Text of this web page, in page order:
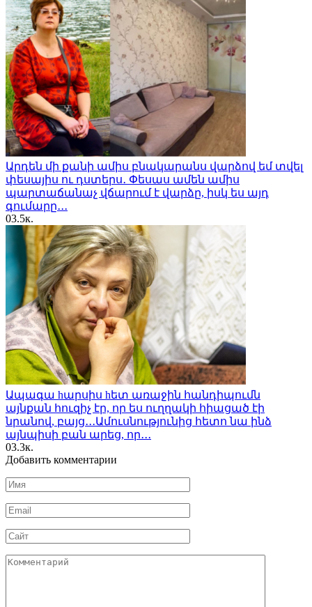
Արդեն մի քանի ամիս բնակարանս վարձով եմ տվել
փեսայիս ու դստերս․ Փեսաս ամեն ամիս
պարտաճանաչ վճարում է վարձը, իսկ ես այդ
գումարը․․․
03.5к.
Ապագա hարսիս hետ առաջին հանդիպումն
այնքան հուզիչ էր, որ ես ուղղակի հիացած էի
նրանով, բայց․․․Ամուսնությունից հետո նա ինձ
այնպիսի բան արեց, որ․․․
03.3к.
Добавить комментарии
Имя
*
Email
*
Сайт
Комментарий